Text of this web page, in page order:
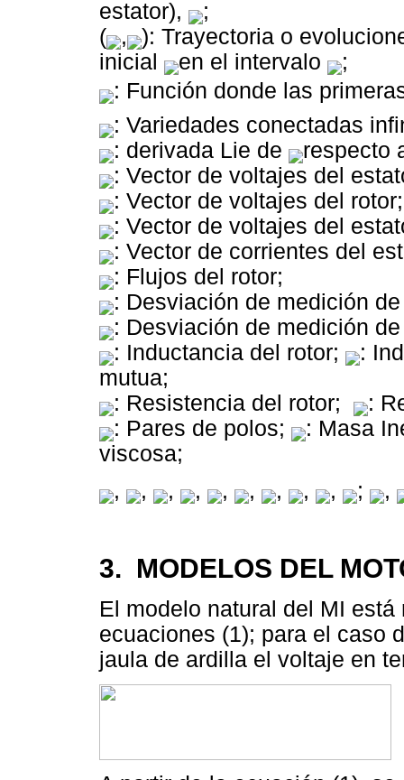
estator),
;
(
,
): Trayectoria o
inicial
en el intervalo
;
: Función donde las
: Variedades conectadas
: derivada Lie de
respecto
: Vector de voltajes del
: Vector de voltajes del rotor;
: Vector de voltajes del
: Vector de corrientes del
: Flujos del rotor;
: Desviación de medición
: Desviación de medición
: Inductancia del rotor;
:
mutua;
: Resistencia del rotor;
:
: Pares de polos;
: Masa
viscosa;
,
, , , , , , , , ; ,
3. MODELOS DEL
El modelo natural del MI
ecuaciones (1); para el caso
jaula de ardilla el voltaje en